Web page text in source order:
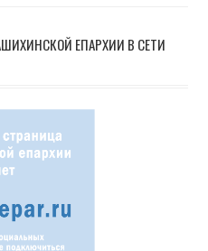
ЕПАРХИИ В СЕТИ